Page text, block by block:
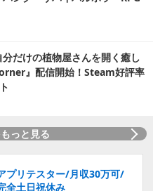
だけの植物屋さんを開く癒し
』配信開始！Steam好評率
っと見る
プリテスター/月収30万可/
全土日祝休み